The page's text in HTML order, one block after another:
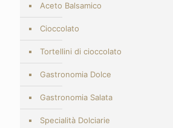
Aceto Balsamico
Cioccolato
Tortellini di cioccolato
Gastronomia Dolce
Gastronomia Salata
Specialità Dolciarie